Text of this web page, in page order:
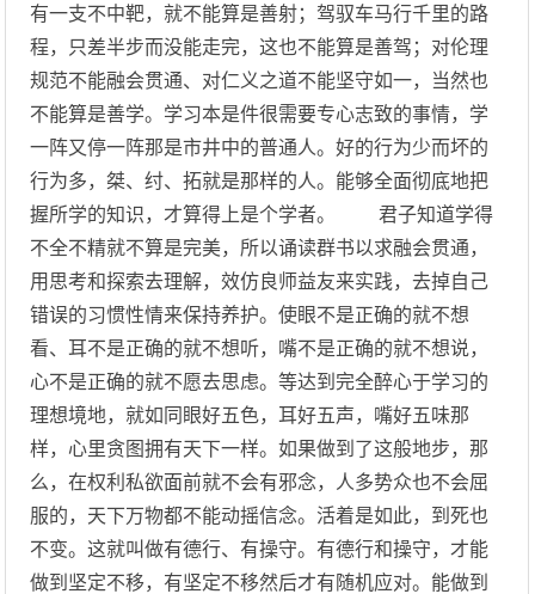
有一支不中靶，就不能算是善射；驾驭车马行千里的路
程，只差半步而没能走完，这也不能算是善驾；对伦理
规范不能融会贯通、对仁义之道不能坚守如一，当然也
不能算是善学。学习本是件很需要专心志致的事情，学
一阵又停一阵那是市井中的普通人。好的行为少而坏的
行为多，桀、纣、拓就是那样的人。能够全面彻底地把
握所学的知识，才算得上是个学者。 君子知道学得
不全不精就不算是完美，所以诵读群书以求融会贯通，
用思考和探索去理解，效仿良师益友来实践，去掉自己
错误的习惯性情来保持养护。使眼不是正确的就不想
看、耳不是正确的就不想听，嘴不是正确的就不想说，
心不是正确的就不愿去思虑。等达到完全醉心于学习的
理想境地，就如同眼好五色，耳好五声，嘴好五味那
样，心里贪图拥有天下一样。如果做到了这般地步，那
么，在权利私欲面前就不会有邪念，人多势众也不会屈
服的，天下万物都不能动摇信念。活着是如此，到死也
不变。这就叫做有德行、有操守。有德行和操守，才能
做到坚定不移，有坚定不移然后才有随机应对。能做到